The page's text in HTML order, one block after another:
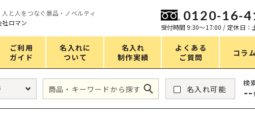
と人をつなぐ景品・ノベルティ
ロマン
0120-16-
受付時間 9:30〜17:00 / 定休日：
ご利用
ガイド
名入れに
ついて
名入れ
制作実績
よくある
ご質問
コラ
価格
名入れ可能
検
--